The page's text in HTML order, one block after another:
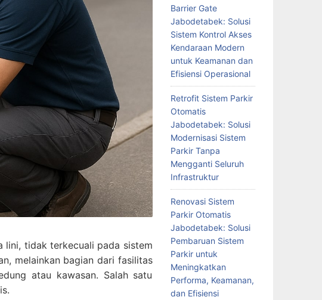
lini, tidak terkecuali pada sistem
melainkan bagian dari fasilitas
atau kawasan. Salah satu
Barrier Gate
Jabodetabek: Solusi
Sistem Kontrol Akses
Kendaraan Modern
untuk Keamanan dan
Efisiensi Operasional
Retrofit Sistem Parkir
Otomatis
Jabodetabek: Solusi
Modernisasi Sistem
Parkir Tanpa
Mengganti Seluruh
Infrastruktur
Renovasi Sistem
Parkir Otomatis
Jabodetabek: Solusi
Pembaruan Sistem
Parkir untuk
Meningkatkan
Performa, Keamanan,
dan Efisiensi